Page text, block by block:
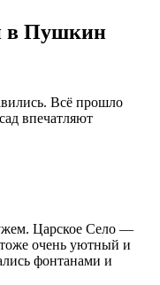
в Пушкин
Всё прошло
впечатляют
Царское Село —
очень уютный и
фонтанами и